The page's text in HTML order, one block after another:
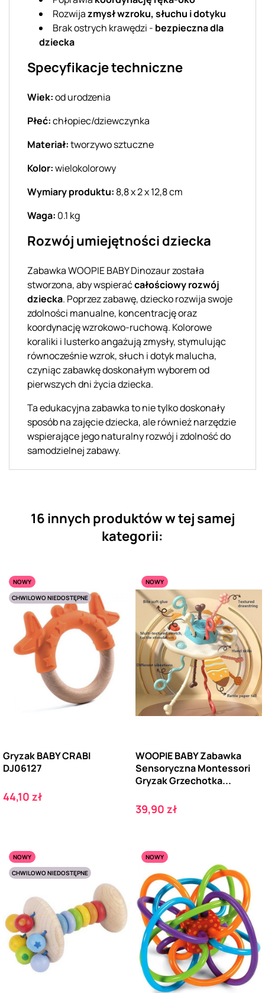
Rozwijazmysł wzroku, słuchu i dotyku
Brak ostrych krawędzi - bezpieczna dla
dziecka
Specyfikacje techniczne
Wiek:od urodzenia
Płeć:chłopiec/dziewczynka
Materiał:tworzywo sztuczne
Kolor:wielokolorowy
Wymiary produktu: 8,8 x 2 x 12,8 cm
Waga: 0.1 kg
Rozwój umiejętności dziecka
Zabawka WOOPIE BABY Dinozaur została
stworzona, aby wspieraćcałościowy rozwój
dziecka. Poprzez zabawę, dziecko rozwija swoje
zdolności manualne, koncentrację oraz
koordynację wzrokowo-ruchową. Kolorowe
koraliki i lusterko angażują zmysły, stymulując
równocześnie wzrok, słuch i dotyk malucha,
czyniąc zabawkę doskonałym wyborem od
pierwszych dni życia dziecka.
Ta edukacyjna zabawka to nie tylko doskonały
sposób na zajęcie dziecka, ale również narzędzie
wspierające jego naturalny rozwój i zdolność do
samodzielnej zabawy.
16 innych produktów w tej samej
kategorii:
NOWY
CHWILOWO NIEDOSTĘPNE
Gryzak BABY CRABI
DJ06127
Cena
44,10 zł
NOWY
WOOPIE BABY Zabawka
Sensoryczna Montessori
Gryzak Grzechotka...
Cena
39,90 zł
NOWY
CHWILOWO NIEDOSTĘPNE
NOWY